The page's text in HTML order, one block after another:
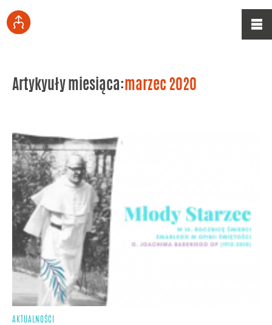
Artykyuły miesiąca: marzec 2020
AKTUALNOŚCI